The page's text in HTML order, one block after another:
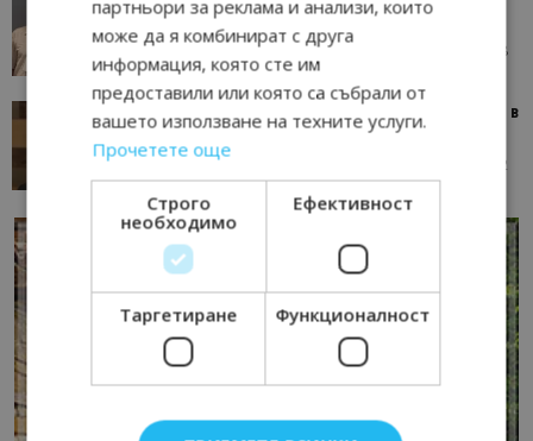
окаже по-трудна за...
AI Travel Economy с Елица Стоилова 05/08/2026 08:28
Тим Браун: Хотелите губят пари заради грешки в
данните и липсващи...
AI Travel Economy с Елица Стоилова 13/07/2026 09:02
партньори за реклама и анализи, които
може да я комбинират с друга
информация, която сте им
предоставили или която са събрали от
вашето използване на техните услуги.
Прочетете още
Строго
необходимо
Ефективност
Таргетиране Функционалност